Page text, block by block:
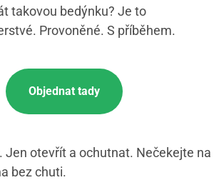
takovou bedýnku? Je to
Provoněné. S příběhem.
Objednat tady
Jen otevřít a ochutnat. Nečekejte na
bez chuti.